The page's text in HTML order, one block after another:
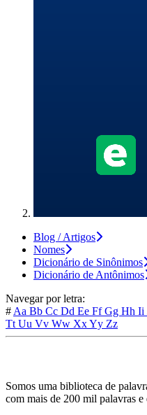
Blog / Artigos
Nomes
Dicionário de Sinônimos
Dicionário de Antônimos
Navegar por letra:
# Aa Bb Cc Dd Ee FfGg Hh Ii
Tt Uu Vv Ww XxYy Zz
Somos uma biblioteca de
com mais de 200 mil palavras e